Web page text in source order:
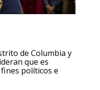
de Columbia y
que es
políticos e